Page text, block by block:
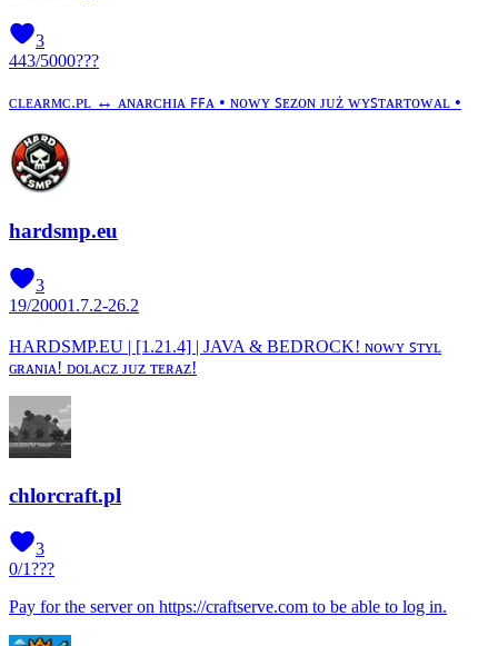
3
443/5000???
ᴄʟᴇᴀʀᴍᴄ.ᴘʟ ↔ ᴀɴᴀʀᴄʜɪᴀ ꜰꜰᴀ • ɴᴏᴡʏ ꜱᴇᴢᴏɴ ᴊᴜż ᴡʏꜱᴛᴀʀᴛᴏᴡᴀʟ •
hardsmp.eu
3
19/20001.7.2-26.2
HARDSMP.EU | [1.21.4] | JAVA & BEDROCK! ɴᴏᴡʏ ꜱᴛʏʟ
ɢʀᴀɴɪᴀ! ᴅᴏʟᴀᴄᴢ ᴊᴜᴢ ᴛᴇʀᴀᴢ!
chlorcraft.pl
3
0/1???
Pay for the server on https://craftserve.com to be able to log in.